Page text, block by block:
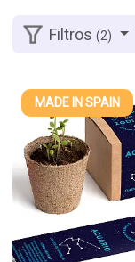
Filtros(2)
MADE IN SPAIN